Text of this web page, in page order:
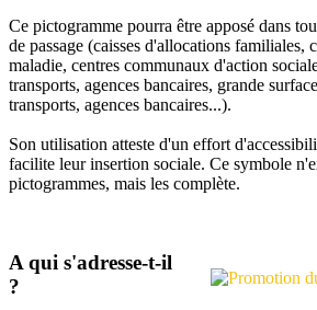
Ce pictogramme pourra être apposé dans
de passage (caisses d'allocations familiales,
maladie, centres communaux d'action
transports, agences bancaires, grande
transports, agences bancaires...).
Son utilisation atteste d'un effort
facilite leur insertion sociale. Ce symbole
pictogrammes, mais les complète.
A qui s'adresse-t-il
?